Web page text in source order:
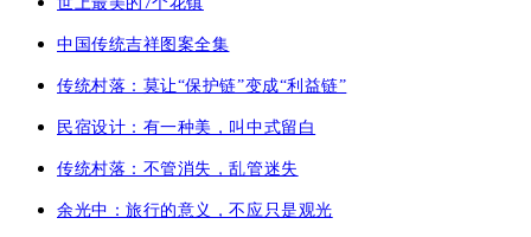
中国传统吉祥图案全集
传统村落：莫让“保护链”变成“利益链”
民宿设计：有一种美，叫中式留白
传统村落：不管消失，乱管迷失
余光中：旅行的意义，不应只是观光